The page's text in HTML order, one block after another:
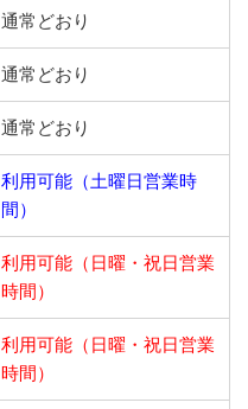
通常どおり
通常どおり
通常どおり
利用可能（土曜日営業時
間）
利用可能（日曜・祝日営業
時間）
利用可能（日曜・祝日営業
時間）